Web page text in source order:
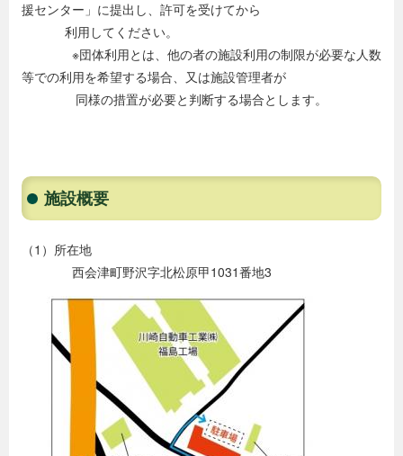
援センター」に提出し、許可を受けてから
利用してください。
※団体利用とは、他の者の施設利用の制限が必要な人数
等での利用を希望する場合、又は施設管理者が
同様の措置が必要と判断する場合とします。
施設概要
（1）所在地
西会津町野沢字北松原甲1031番地3